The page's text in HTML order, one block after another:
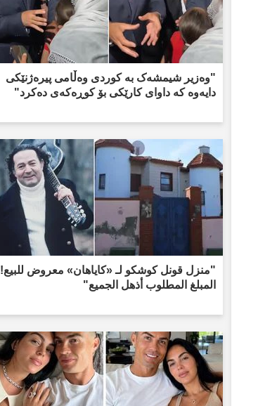
"وەزیر شیمشەک بە کوردی وەڵامی پیرەژنێکی
دایەوە کە داوای کارێکی بۆ کوڕەکەی دەکرد"
"منزل قونل كوشكو لـ «كاياهان» معروض للبيع!
المبلغ المطلوب أذهل الجميع"